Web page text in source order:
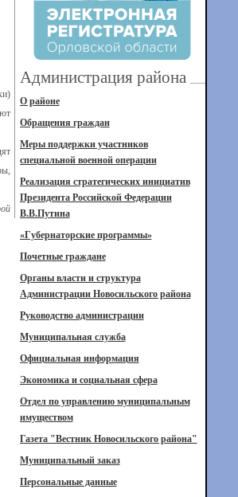
Администрация района
О районе
Обращения граждан
Меры поддержки участников
специальной военной операции
Реализация стратегических инициатив
Президента Российской Федерации
В.В.Путина
«Губернаторские программы»
Почетные граждане
Органы власти и структура
Администрации Новосильского района
Руководство администрации
Муниципальная служба
Официальная информация
Экономика и социальная сфера
Отдел по управлению муниципальным
имуществом
Газета "Вестник Новосильского района"
Муниципальный заказ
Персональные данные